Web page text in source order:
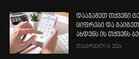
დააჯამეთ თქვენი
ციფრები და
ახდენს ის თქვენს
თებერვალი 9, 2024